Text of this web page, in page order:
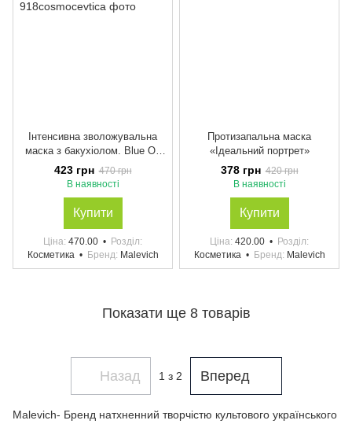
Інтенсивна зволожувальна
маска з бакухіолом. Blue On
Blue Mask Intense Hydration
423 грн 470 грн
В наявності
Купити
Ціна 470.00
Розділ
Косметика
Бренд Malevich
Протизапальна маска
«Ідеальний портрет»
378 грн 420 грн
В наявності
Купити
Ціна 420.00
Розділ
Косметика
Бренд Malevich
Показати ще 8 товарів
Назад 1 з 2 Вперед
Malevich- Бренд натхненний творчістю культового українського